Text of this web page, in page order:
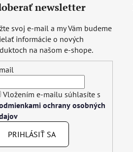
newsletter
svoj e-mail a my Vám budeme
informácie o nových
na našom e-shope.
Vložením e-mailu súhlasíte s
ochrany osobných
PRIHLÁSIŤ SA